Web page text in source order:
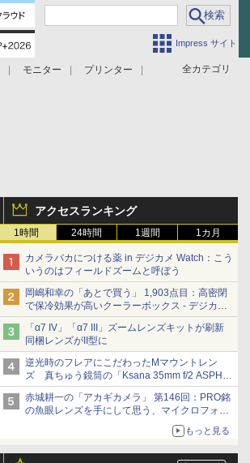
Impress サイト
全カテゴリ
モニター
プリンター
アクセスランキング
1時間 24時間 1週間 1カ月
カメラバカにつける薬 in デジカメ Watch：こう
いうのはフィールドズームと呼ぼう
岡嶋和幸の「あとで買う」 1,903点目：高密閉
で保冷効果が高いクーラーボックス - デジカメ
Watch
「α7 IV」「α7 III」ズームレンズキットが刷新
同梱レンズがII型に
逆光時のフレアにこだわったMマウントレン
ズ 真ちゅう鏡筒の「Ksana 35mm f/2 ASPH.
シルバークローム」
赤城耕一の「アカギカメラ」 第146回：PRO銘
の魚眼レンズを手にして思う、マイクロフォー
もっと見る